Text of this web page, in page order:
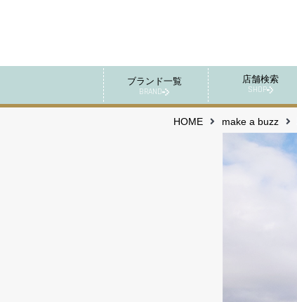
ブランド一覧
BRAND
店舗検索
SHOP
HOME make a buzz